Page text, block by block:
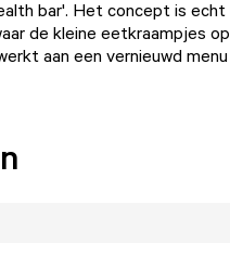
bar'. Het concept is
de kleine eetkraampjes
aan een vernieuwd